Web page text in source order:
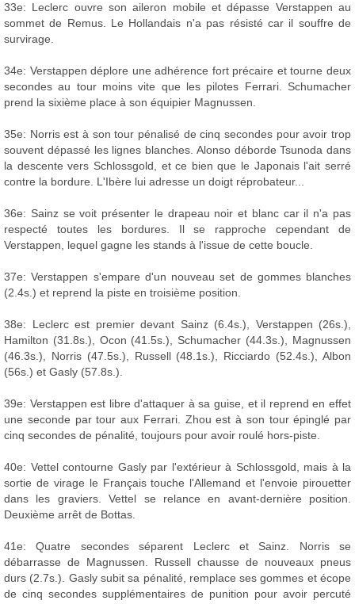
33e: Leclerc ouvre son aileron mobile et dépasse Verstappen au
sommet de Remus. Le Hollandais n'a pas résisté car il souffre de
survirage.
34e: Verstappen déplore une adhérence fort précaire et tourne deux
secondes au tour moins vite que les pilotes Ferrari. Schumacher
prend la sixième place à son équipier Magnussen.
35e: Norris est à son tour pénalisé de cinq secondes pour avoir trop
souvent dépassé les lignes blanches. Alonso déborde Tsunoda dans
la descente vers Schlossgold, et ce bien que le Japonais l'ait serré
contre la bordure. L'Ibère lui adresse un doigt réprobateur...
36e: Sainz se voit présenter le drapeau noir et blanc car il n'a pas
respecté toutes les bordures. Il se rapproche cependant de
Verstappen, lequel gagne les stands à l'issue de cette boucle.
37e: Verstappen s'empare d'un nouveau set de gommes blanches
(2.4s.) et reprend la piste en troisième position.
38e: Leclerc est premier devant Sainz (6.4s.), Verstappen (26s.),
Hamilton (31.8s.), Ocon (41.5s.), Schumacher (44.3s.), Magnussen
(46.3s.), Norris (47.5s.), Russell (48.1s.), Ricciardo (52.4s.), Albon
(56s.) et Gasly (57.8s.).
39e: Verstappen est libre d'attaquer à sa guise, et il reprend en effet
une seconde par tour aux Ferrari. Zhou est à son tour épinglé par
cinq secondes de pénalité, toujours pour avoir roulé hors-piste.
40e: Vettel contourne Gasly par l'extérieur à Schlossgold, mais à la
sortie de virage le Français touche l'Allemand et l'envoie pirouetter
dans les graviers. Vettel se relance en avant-dernière position.
Deuxième arrêt de Bottas.
41e: Quatre secondes séparent Leclerc et Sainz. Norris se
débarrasse de Magnussen. Russell chausse de nouveaux pneus
durs (2.7s.). Gasly subit sa pénalité, remplace ses gommes et écope
de cinq secondes supplémentaires de punition pour avoir percuté